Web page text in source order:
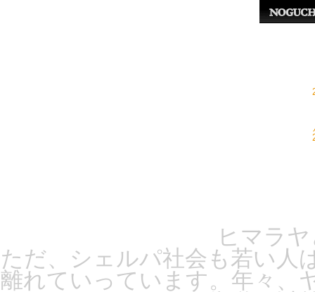
ヒマラ
ただ、シェルパ社会も若い人
離れていっています。年々、